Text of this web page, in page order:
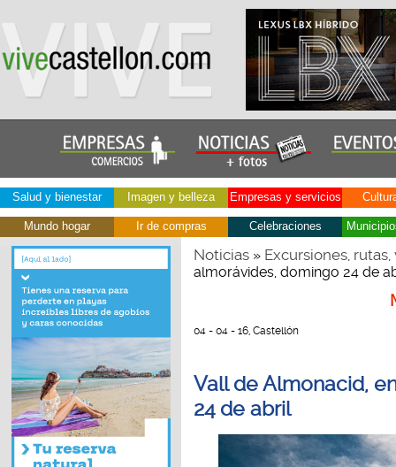
Salud y bienestar Imagen y belleza Empresas y servicios
Mundo hogar Ir de compras Celebraciones
Noticias» Excursiones,
almorávides, domingo 24 de
04 - 04 - 16, Castellón
Vall de Almonacid,
24 de abril